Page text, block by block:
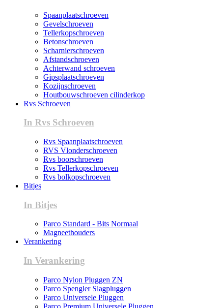
Spaanplaatschroeven
Gevelschroeven
Tellerkopschroeven
Betonschroeven
Scharnierschroeven
Afstandschroeven
Achterwand schroeven
Gipsplaatschroeven
Kozijnschroeven
Houtbouwschroeven cilinderkop
Rvs Schroeven
In Rvs Schroeven
Rvs Spaanplaatschroeven
RVS Vlonderschroeven
Rvs boorschroeven
Rvs Tellerkopschroeven
Rvs bolkopschroeven
Bitjes
In Bitjes
Parco Standard - Bits Normaal
Magneethouders
Verankering
In Verankering
Parco Nylon Pluggen ZN
Parco Spengler Slagpluggen
Parco Universele Pluggen
Parco Premium Universele Pluggen